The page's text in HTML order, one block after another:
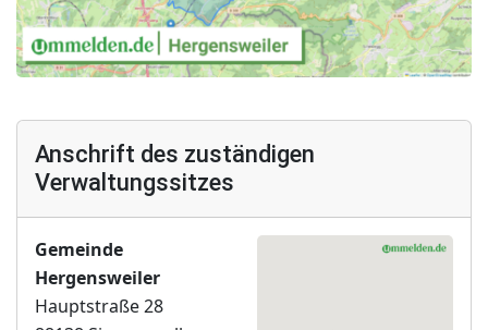
Anschrift des zuständigen
Verwaltungssitzes
Gemeinde
Hergensweiler
Hauptstraße 28